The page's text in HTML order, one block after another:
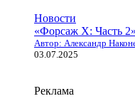
Новости
«Форсаж X: Часть
Автор: Александр
03.07.2025
Реклама